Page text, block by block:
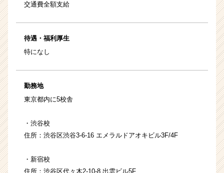
交通費全額支給
待遇・福利厚生
特になし
勤務地
東京都内に5校舎
・渋谷校
住所：渋谷区渋谷3-6-16 エメラルドアオキビル3F/4F
・新宿校
住所：渋谷区代々木2-10-8 出雲ビル5F